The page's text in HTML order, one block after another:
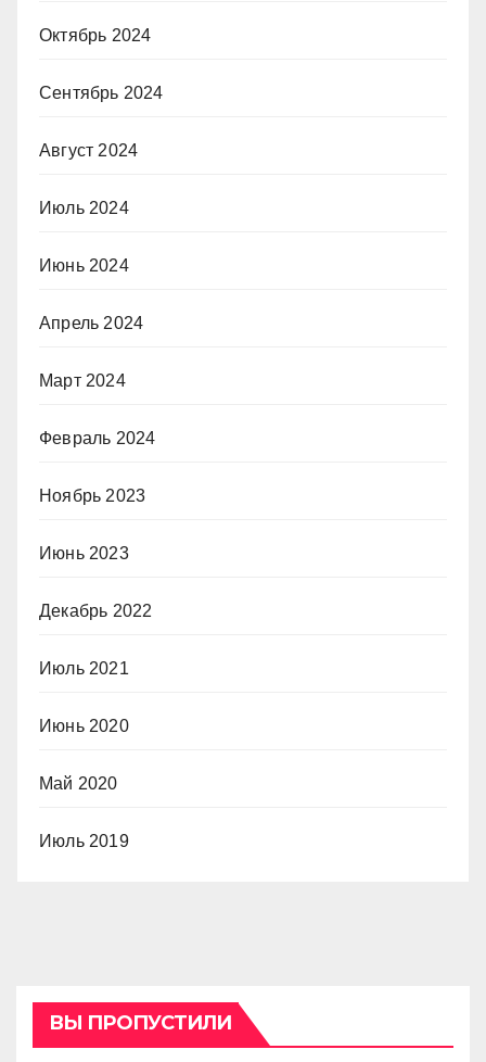
Октябрь 2024
Сентябрь 2024
Август 2024
Июль 2024
Июнь 2024
Апрель 2024
Март 2024
Февраль 2024
Ноябрь 2023
Июнь 2023
Декабрь 2022
Июль 2021
Июнь 2020
Май 2020
Июль 2019
ВЫ ПРОПУСТИЛИ